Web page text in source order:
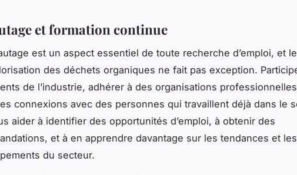
et formation continue
est un aspect essentiel de toute recherche d’emploi, et
des déchets organiques ne fait pas exception.
de l’industrie, adhérer à des organisations
connexions avec des personnes qui travaillent déjà dans le
aider à identifier des opportunités d’emploi, à obtenir des
et à en apprendre davantage sur les tendances et les
du secteur.